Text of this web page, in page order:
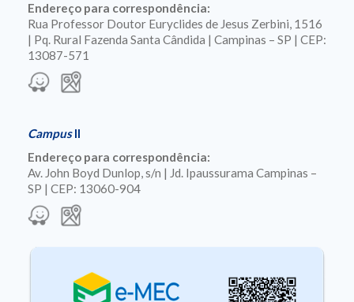
Endereço para correspondência:
Rua Professor Doutor Euryclides de Jesus Zerbini, 1516
| Pq. Rural Fazenda Santa Cândida | Campinas – SP | CEP:
13087-571
CampusII
Endereço para correspondência:
Av. John Boyd Dunlop, s/n | Jd. Ipaussurama Campinas –
SP | CEP: 13060-904